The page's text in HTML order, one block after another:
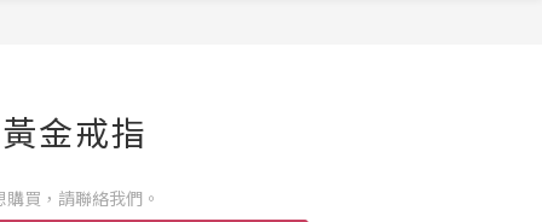
金戒指
購買，請聯絡我們。